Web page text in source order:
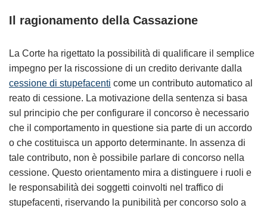
Il ragionamento della Cassazione
La Corte ha rigettato la possibilità di qualificare il semplice
impegno per la riscossione di un credito derivante dalla
cessione di stupefacenti come un contributo automatico al
reato di cessione. La motivazione della sentenza si basa
sul principio che per configurare il concorso è necessario
che il comportamento in questione sia parte di un accordo
o che costituisca un apporto determinante. In assenza di
tale contributo, non è possibile parlare di concorso nella
cessione. Questo orientamento mira a distinguere i ruoli e
le responsabilità dei soggetti coinvolti nel traffico di
stupefacenti, riservando la punibilità per concorso solo a